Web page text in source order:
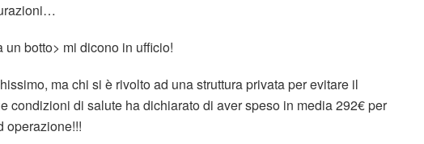
un botto> mi dicono in ufficio!
ma chi si è rivolto ad una struttura privata per evitare il
condizioni di salute ha dichiarato di aver speso in media 292€ per
operazione!!!